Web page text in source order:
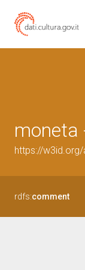
moneta
https://
rdfs:comment